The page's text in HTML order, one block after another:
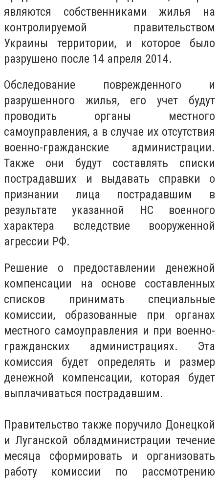
являются собственниками жилья на
контролируемой правительством
Украины территории, и которое было
разрушено после 14 апреля 2014.
Обследование поврежденного и
разрушенного жилья, его учет будут
проводить органы местного
самоуправления, а в случае их отсутствия
военно-гражданские администрации.
Также они будут составлять списки
пострадавших и выдавать справки о
признании лица пострадавшим в
результате указанной НС военного
характера вследствие вооруженной
агрессии РФ.
Решение о предоставлении денежной
компенсации на основе составленных
списков принимать специальные
комиссии, образованные при органах
местного самоуправления и при военно-
гражданских администрациях. Эта
комиссия будет определять и размер
денежной компенсации, которая будет
выплачиваться пострадавшим.
Правительство также поручило Донецкой
и Луганской обладминистрации течение
месяца сформировать и организовать
работу комиссии по рассмотрению